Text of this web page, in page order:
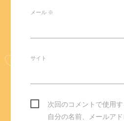
メール ※
サイト
次回のコメントで使用
自分の名前、メールア